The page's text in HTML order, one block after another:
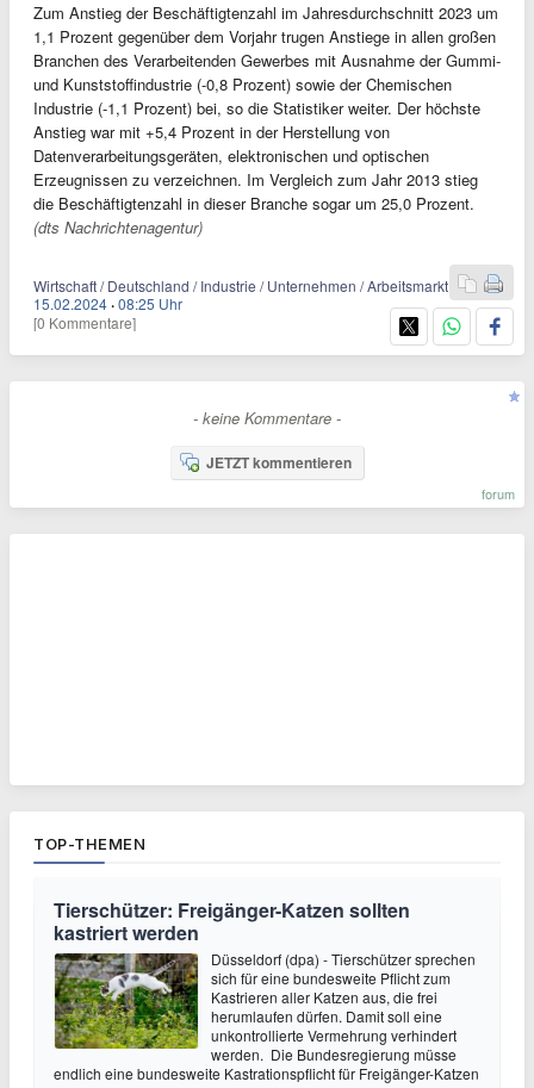
Zum Anstieg der Beschäftigtenzahl im Jahresdurchschnitt 2023 um
1,1 Prozent gegenüber dem Vorjahr trugen Anstiege in allen großen
Branchen des Verarbeitenden Gewerbes mit Ausnahme der Gummi-
und Kunststoffindustrie (-0,8 Prozent) sowie der Chemischen
Industrie (-1,1 Prozent) bei, so die Statistiker weiter. Der höchste
Anstieg war mit +5,4 Prozent in der Herstellung von
Datenverarbeitungsgeräten, elektronischen und optischen
Erzeugnissen zu verzeichnen. Im Vergleich zum Jahr 2013 stieg
die Beschäftigtenzahl in dieser Branche sogar um 25,0 Prozent.
(dts Nachrichtenagentur)
Wirtschaft / Deutschland / Industrie / Unternehmen / Arbeitsmarkt
15.02.2024 ·08:25 Uhr
[0 Kommentare]
- keine Kommentare -
JETZT kommentieren
forum
TOP-THEMEN
Tierschützer: Freigänger-Katzen sollten
kastriert werden
Düsseldorf (dpa) - Tierschützer sprechen
sich für eine bundesweite Pflicht zum
Kastrieren aller Katzen aus, die frei
herumlaufen dürfen. Damit soll eine
unkontrollierte Vermehrung verhindert
werden. Die Bundesregierung müsse
endlich eine bundesweite Kastrationspflicht für Freigänger-Katzen